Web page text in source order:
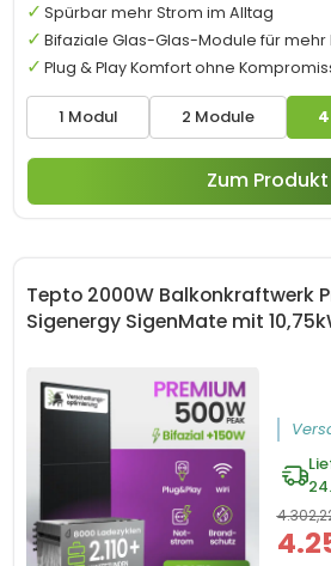
1 Modul 2 Module
Spürbar mehr Strom im Alltag
Bifaziale Glas-Glas-Module für mehr
Plug & Play Komfort ohne
Zum Produkt
Tepto 2000W Balkonkraftwerk
Sigenergy SigenMate mit